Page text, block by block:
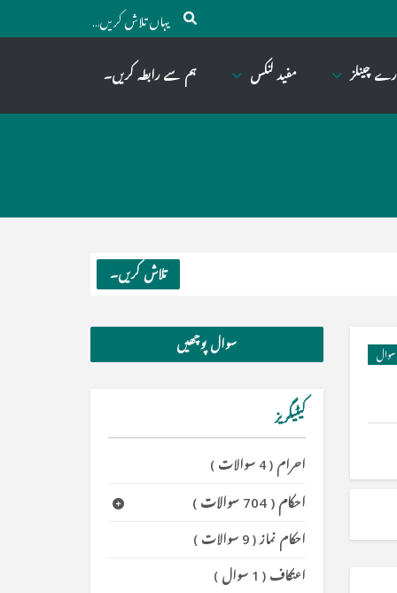
چینلز مفید لنکس ہم سے رابطہ کریں۔
تلاش کریں۔
سوال
سوال پوچھیں
کیٹیگریز
احرام(4 سوالات )
احکام(704 سوالات )
احکام نماز(9 سوالات )
اعتکاف( 1 سوال )